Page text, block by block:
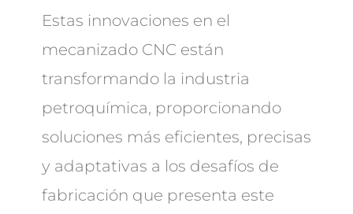
Estas innovaciones en el
mecanizado CNC están
transformando la industria
petroquímica, proporcionando
soluciones más eficientes, precisas
y adaptativas a los desafíos de
fabricación que presenta este